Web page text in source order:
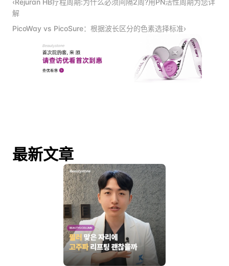
‹Rejuran HB疗程周期:为什么必须间隔2周?用PN活性周期为您详
解
PicoWay vs PicoSure：根据波长区分的色素选择标准›
最新文章